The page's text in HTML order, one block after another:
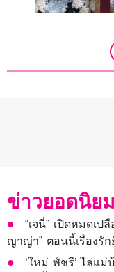
ข่าวยอดนิย
“เจนี่” เปิดหมดเ
ญาญ่า” ตอนนี้เรื่องรัก
‘ใหม่ พัชรี’ ไล่แ